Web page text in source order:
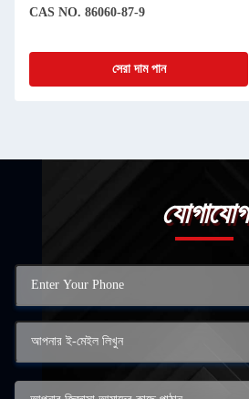
CAS NO. 86060-87-9
সেরা দাম পান
যোগাযোগ